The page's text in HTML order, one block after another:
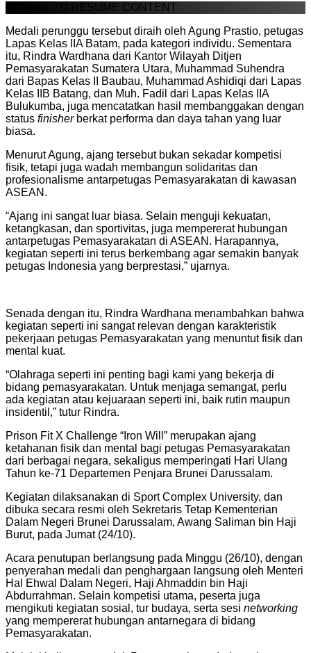
SCROLL TO RESUME CONTENT
Medali perunggu tersebut diraih oleh Agung Prastio, petugas
Lapas Kelas IIA Batam, pada kategori individu. Sementara
itu, Rindra Wardhana dari Kantor Wilayah Ditjen
Pemasyarakatan Sumatera Utara, Muhammad Suhendra
dari Bapas Kelas II Baubau, Muhammad Ashidiqi dari Lapas
Kelas IIB Batang, dan Muh. Fadil dari Lapas Kelas IIA
Bulukumba, juga mencatatkan hasil membanggakan dengan
status finisherberkat performa dan daya tahan yang luar
biasa.
Menurut Agung, ajang tersebut bukan sekadar kompetisi
fisik, tetapi juga wadah membangun solidaritas dan
profesionalisme antarpetugas Pemasyarakatan di kawasan
ASEAN.
“Ajang ini sangat luar biasa. Selain menguji kekuatan,
ketangkasan, dan sportivitas, juga mempererat hubungan
antarpetugas Pemasyarakatan di ASEAN. Harapannya,
kegiatan seperti ini terus berkembang agar semakin banyak
petugas Indonesia yang berprestasi,” ujarnya.
Senada dengan itu, Rindra Wardhana menambahkan bahwa
kegiatan seperti ini sangat relevan dengan karakteristik
pekerjaan petugas Pemasyarakatan yang menuntut fisik dan
mental kuat.
“Olahraga seperti ini penting bagi kami yang bekerja di
bidang pemasyarakatan. Untuk menjaga semangat, perlu
ada kegiatan atau kejuaraan seperti ini, baik rutin maupun
insidentil,” tutur Rindra.
Prison Fit X Challenge “Iron Will” merupakan ajang
ketahanan fisik dan mental bagi petugas Pemasyarakatan
dari berbagai negara, sekaligus memperingati Hari Ulang
Tahun ke-71 Departemen Penjara Brunei Darussalam.
Kegiatan dilaksanakan di Sport Complex University, dan
dibuka secara resmi oleh Sekretaris Tetap Kementerian
Dalam Negeri Brunei Darussalam, Awang Saliman bin Haji
Burut, pada Jumat (24/10).
Acara penutupan berlangsung pada Minggu (26/10), dengan
penyerahan medali dan penghargaan langsung oleh Menteri
Hal Ehwal Dalam Negeri, Haji Ahmaddin bin Haji
Abdurrahman. Selain kompetisi utama, peserta juga
mengikuti kegiatan sosial, tur budaya, serta sesi networking
yang mempererat hubungan antarnegara di bidang
Pemasyarakatan.